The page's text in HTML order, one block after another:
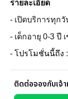
รายละเอียด
- เปิดบริการทุกวั
- เด็กอายุ 0-3 ปี
- โปรโมชั่นนี้ถึง
ติดต่อจองกับเจ้